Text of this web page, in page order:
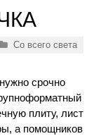
Рубрики
Со всего света
срочно
плиту, лист
а помощников